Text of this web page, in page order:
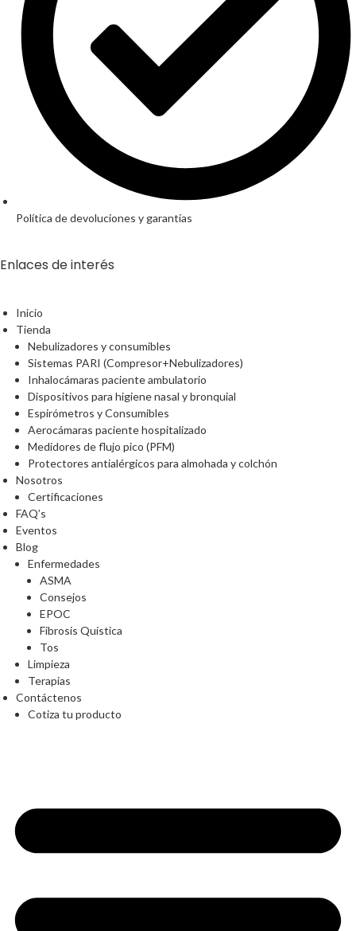
Política de devoluciones y garantías
Enlaces de interés
Inicio
Tienda
Nebulizadores y consumibles
Sistemas PARI (Compresor+Nebulizadores)
Inhalocámaras paciente ambulatorio
Dispositivos para higiene nasal y bronquial
Espirómetros y Consumibles
Aerocámaras paciente hospitalizado
Medidores de flujo pico (PFM)
Protectores antialérgicos para almohada y colchón
Nosotros
Certificaciones
FAQ’s
Eventos
Blog
Enfermedades
ASMA
Consejos
EPOC
Fibrosis Quística
Tos
Limpieza
Terapias
Contáctenos
Cotiza tu producto